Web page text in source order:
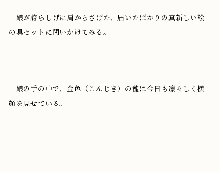
娘が誇らしげに肩からさげた、届いたばかりの真新しい絵
の具セットに問いかけてみる。
娘の手の中で、金色（こんじき）の龍は今日も凛々しく横
顔を見せている。